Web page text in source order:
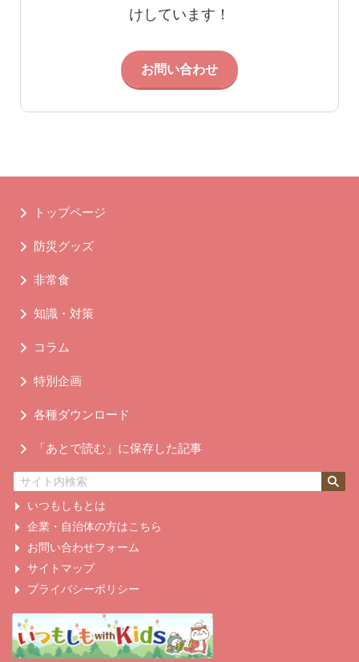
けしています！
お問い合わせ
トップページ
防災グッズ
非常食
知識・対策
コラム
特別企画
各種ダウンロード
「あとで読む」に保存した記事
いつもしもとは
企業・自治体の方はこちら
お問い合わせフォーム
サイトマップ
プライバシーポリシー